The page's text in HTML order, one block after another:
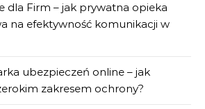
dla Firm – jak prywatna opieka
na efektywność komunikacji w
ubezpieczeń online – jak
zakresem ochrony?